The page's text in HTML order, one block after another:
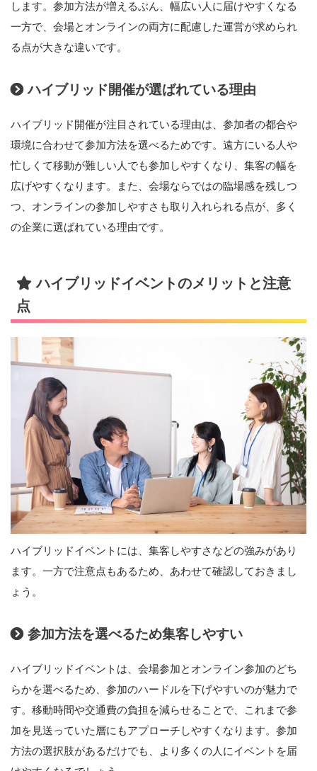
します。参加方法が増えるぶん、幅広い人に届けやすくなる
一方で、会場とオンラインの両方に配慮した運営が求められ
る点が大きな違いです。
ハイブリッド開催が選ばれている理由
ハイブリッド開催が注目されている理由は、参加者の都合や
環境に合わせて参加方法を選べるためです。遠方にいる人や
忙しくて移動が難しい人でも参加しやすくなり、集客の幅を
広げやすくなります。また、会場ならではの臨場感を残しつ
つ、オンラインの参加しやすさも取り入れられる点が、多く
の企業に選ばれている理由です。
ハイブリッドイベントのメリットと注意
点
ハイブリッドイベントには、集客しやすさなどの強みがあり
ます。一方で注意点もあるため、あわせて確認しておきまし
ょう。
参加方法を選べるため集客しやすい
ハイブリッドイベントは、会場参加とオンライン参加のどち
らかを選べるため、参加のハードルを下げやすいのが魅力で
す。移動時間や交通費の負担を減らせることで、これまで参
加を見送っていた層にもアプローチしやすくなります。参加
方法の選択肢があるだけでも、より多くの人にイベントを届